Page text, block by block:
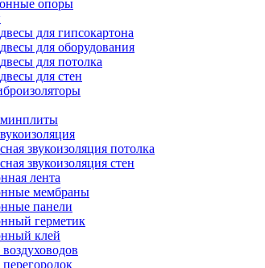
опоры
для гипсокартона
для оборудования
для потолка
для стен
минплиты
звукоизоляция потолка
звукоизоляция стен
лента
мембраны
панели
герметик
клей